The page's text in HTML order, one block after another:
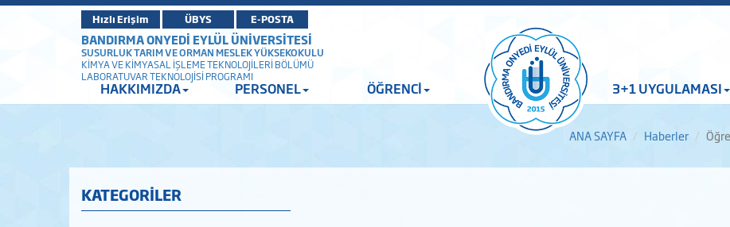
Hızlı Erişim ÜBYS E-POSTA
BANDIRMA ONYEDİ EYLÜL ÜNİVERSİTESİ
SUSURLUK TARIM VE ORMAN MESLEK YÜKSEKOKULU
KİMYA VE KİMYASAL İŞLEME TEKNOLOJİLERİ BÖLÜMÜ
LABORATUVAR TEKNOLOJİSİ PROGRAMI
HAKKIMIZDA PERSONEL ÖĞRENCİ 3+1 UYGULAMASI
ANA SAYFA Haberler
KATEGORİLER